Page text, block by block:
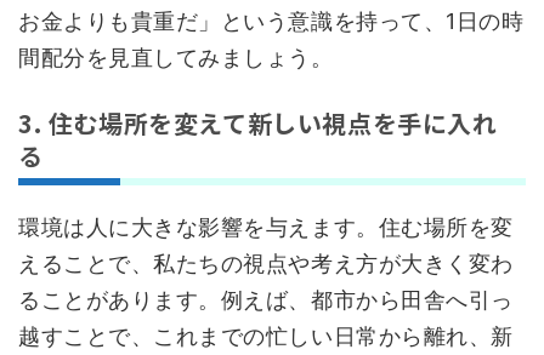
お金よりも貴重だ」という意識を持って、1日の時
間配分を見直してみましょう。
3. 住む場所を変えて新しい視点を手に入れ
る
環境は人に大きな影響を与えます。住む場所を変
えることで、私たちの視点や考え方が大きく変わ
ることがあります。例えば、都市から田舎へ引っ
越すことで、これまでの忙しい日常から離れ、新